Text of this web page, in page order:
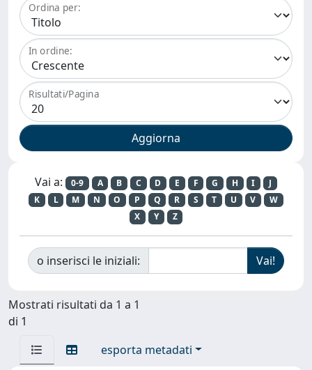
Ordina per:
In ordine:
Risultati/Pagina
Vai a: 0-9 A B C D E F G H I
J
K
L M N O P Q R S T U V
W
X
Y Z
o inserisci le iniziali:
Mostrati risultati da 1 a 1
di 1
esporta metadati